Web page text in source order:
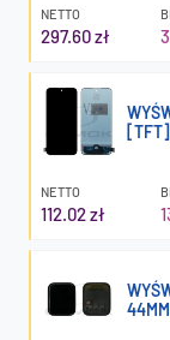
NETTO
297.60 zł
[TFT]
NETTO
112.02 zł